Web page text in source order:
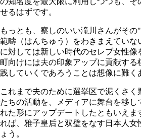
せるはずです。
もっとも、察しのいい滝川さんがそ
範疇（はんちゅう）をわきまえていな
に対しては新しい時代のセレブ女性像
町向けには夫の印象アップに貢献する
践していくであろうことは想像に難く
これまで夫のために選挙区で泥くさ
たちの活動を、メディアに舞台を移し
れた形にアップデートしたともいえま
れば、雅子皇后と双璧をなす日本人女
ょう。